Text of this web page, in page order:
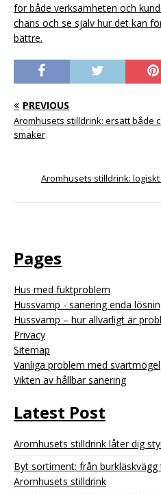
för både verksamheten och
chans och se själv hur det kan
bättre.
PREVIOUS
Aromhusets stilldrink: ersätt både
smaker
Aromhusets stilldrink:
Pages
Hus med fuktproblem
Hussvamp - sanering enda
Hussvamp – hur allvarligt är
Privacy
Sitemap
Vanliga problem med svartmögel
Vikten av hållbar sanering
Latest Post
Aromhusets stilldrink låter dig
Byt sortiment: från
Aromhusets stilldrink